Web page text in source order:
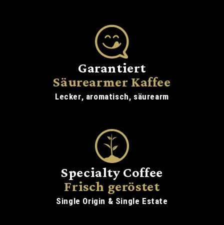
Garantiert
Säurearmer Kaffee
Lecker, aromatisch, säurearm
Specialty Coffee
Frisch geröstet
Single Origin & Single Estate